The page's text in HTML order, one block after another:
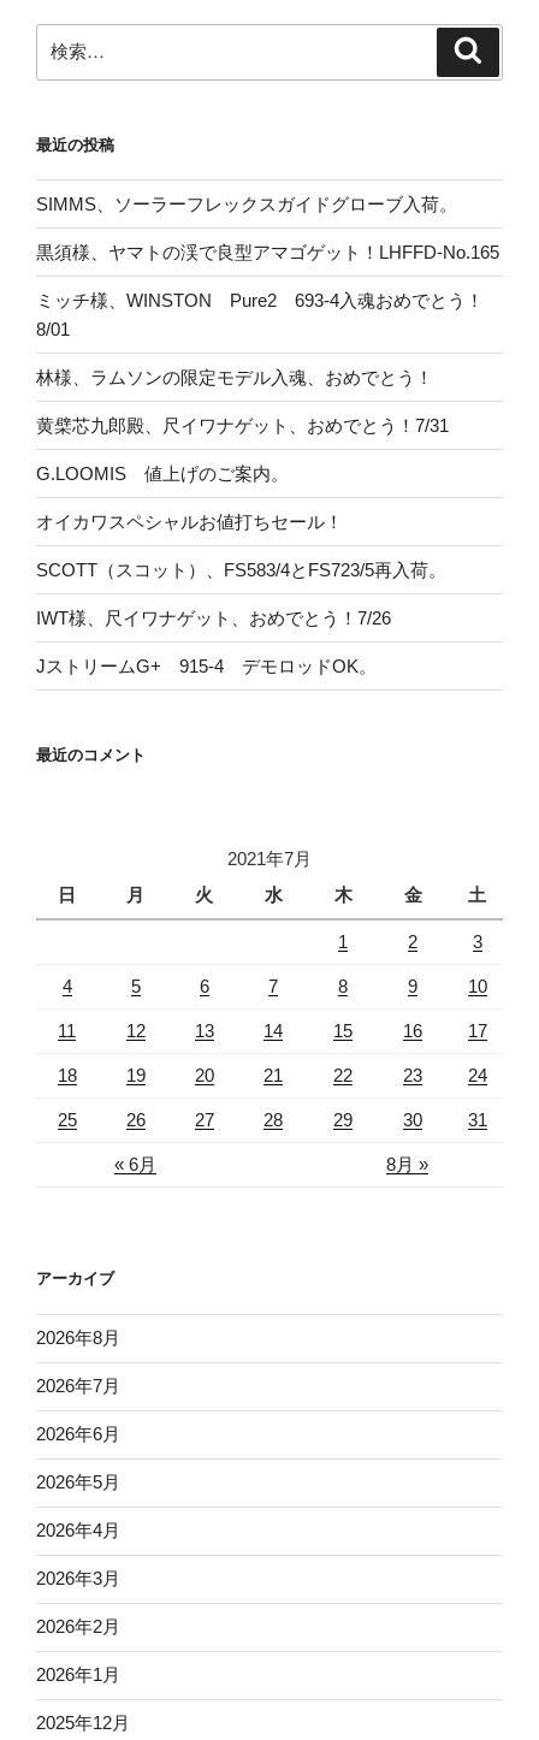
検
索:
最近の投稿
SIMMS、ソーラーフレックスガイドグローブ入荷。
黒須様、ヤマトの渓で良型アマゴゲット！LHFFD-No.165
ミッチ様、WINSTON Pure2 693-4入魂おめでとう！
8/01
林様、ラムソンの限定モデル入魂、おめでとう！
黄檗芯九郎殿、尺イワナゲット、おめでとう！7/31
G.LOOMIS 値上げのご案内。
オイカワスペシャルお値打ちセール！
SCOTT（スコット）、FS583/4とFS723/5再入荷。
IWT様、尺イワナゲット、おめでとう！7/26
JストリームG+ 915-4 デモロッドOK。
最近のコメント
2021年7月
日
月 火 水 木 金 土
« 6月 8月 »
1 2 3
4 5 6 7 8 9 10
11 12 13 14 15 16 17
18 19 20 21 22 23 24
25 26 27 28 29 30 31
アーカイブ
2026年8月
2026年7月
2026年6月
2026年5月
2026年4月
2026年3月
2026年2月
2026年1月
2025年12月